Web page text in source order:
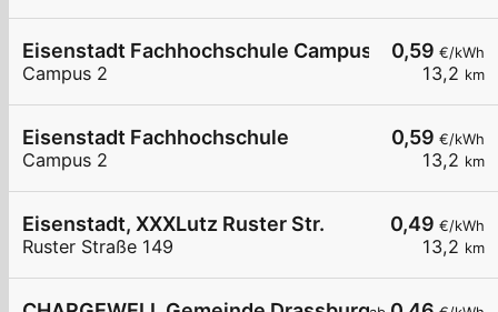
0,59 €/kWh
13,2 km
Eisenstadt Fachhochschule Campus2
Campus 2
0,59 €/kWh
13,2 km
Eisenstadt Fachhochschule
Campus 2
0,49 €/kWh
13,2 km
Eisenstadt, XXXLutz Ruster Str.
Ruster Straße 149